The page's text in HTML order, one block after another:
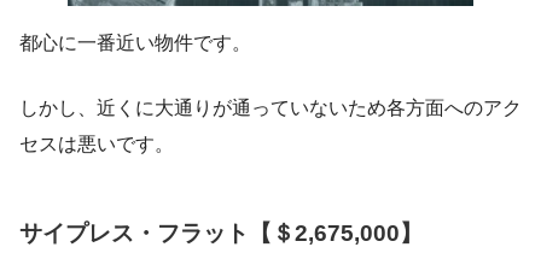
都心に一番近い物件です。
しかし、近くに大通りが通っていないため各方面へのアク
セスは悪いです。
サイプレス・フラット【＄2,675,000】